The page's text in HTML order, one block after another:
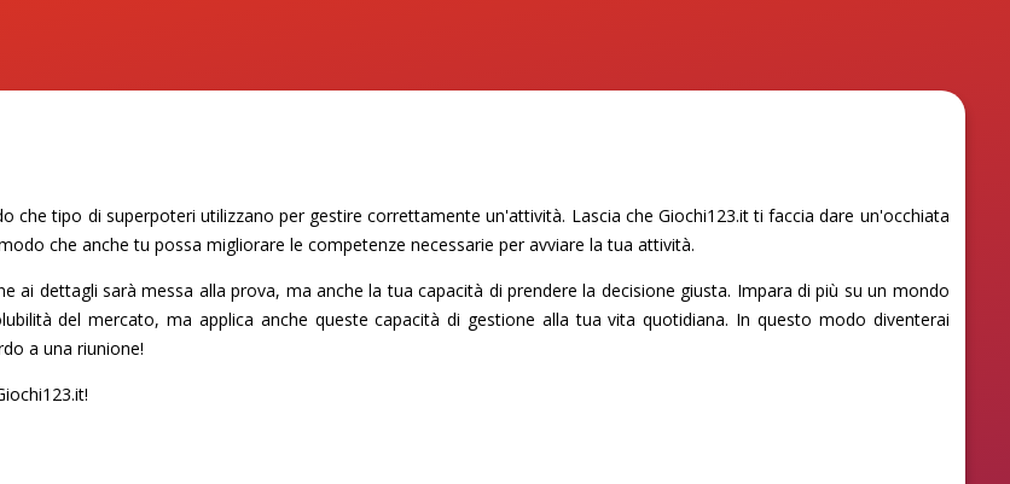
tipo di superpoteri utilizzano per gestire correttamente un'attività. Lascia che Giochi123.it ti faccia dare un'occhiata
che anche tu possa migliorare le competenze necessarie per avviare la tua attività.
dettagli sarà messa alla prova, ma anche la tua capacità di prendere la decisione giusta. Impara di più su un mondo
del mercato, ma applica anche queste capacità di gestione alla tua vita quotidiana. In questo modo diventerai
a una riunione!